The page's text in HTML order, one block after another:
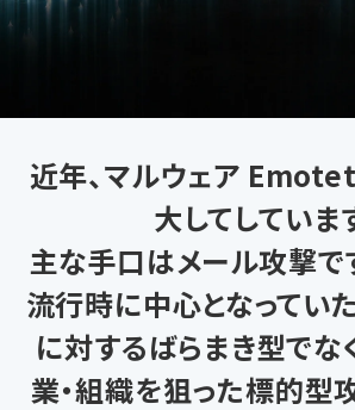
近年、マルウェア
大してしていま
主な手口はメール攻撃で
流行時に中心となってい
に対するばらまき型でな
業・組織を狙った標的型